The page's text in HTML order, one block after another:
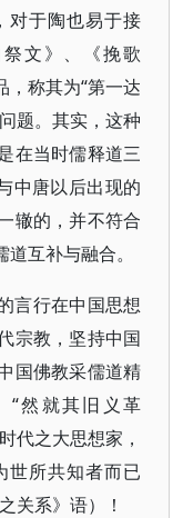
对于陶也易于接
文》、《挽歌
称其为“第一达
题。其实，这种
在当时儒释道三
中唐以后出现的
辙的，并不符合
互补与融合。
言行在中国思想
宗教，坚持中国
国佛教采儒道精
“然就其旧义革
代之大思想家，
世所共知者而已
关系》语）！